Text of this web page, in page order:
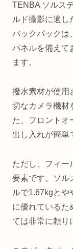
TENBA ソルス
ルド撮影に適し
バックパックは
パネルを備えて
ます。
撥水素材が使用
切なカメラ機材
た、フロントオ
出し入れが簡単
ただし、フィー
要素です。ソル
ルで1.67kgとや
に優れているた
ては非常に頼り